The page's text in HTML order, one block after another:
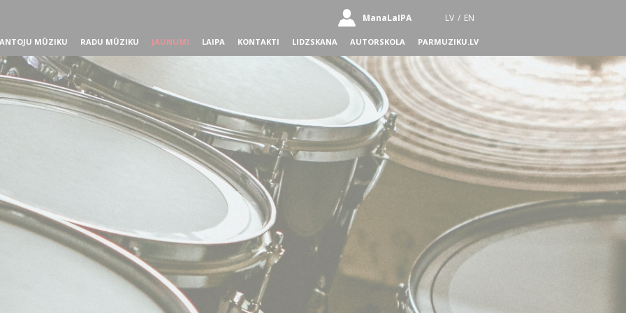
ManaLaIPA LV / EN
MŪZIKU RADU MŪZIKU JAUNUMI LAIPA KONTAKTI LIDZSKANA AUTORSKOLA PARMUZIKU.LV